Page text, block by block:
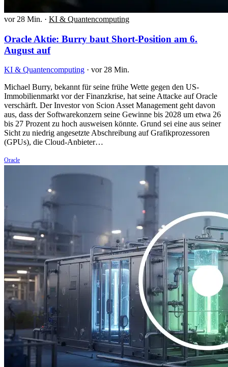
vor 28 Min. · KI & Quantencomputing
Oracle Aktie: Burry baut Short-Position am 6.
August auf
KI & Quantencomputing · vor 28 Min.
Michael Burry, bekannt für seine frühe Wette gegen den US-
Immobilienmarkt vor der Finanzkrise, hat seine Attacke auf Oracle
verschärft. Der Investor von Scion Asset Management geht davon
aus, dass der Softwarekonzern seine Gewinne bis 2028 um etwa 26
bis 27 Prozent zu hoch ausweisen könnte. Grund sei eine aus seiner
Sicht zu niedrig angesetzte Abschreibung auf Grafikprozessoren
(GPUs), die Cloud-Anbieter…
Oracle